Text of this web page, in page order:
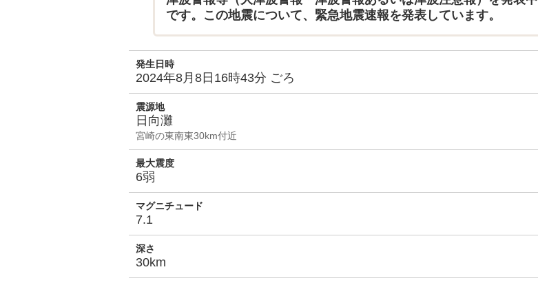
です。この地震について、緊急地震速報を発表しています。
発生日時
2024年8月8日16時43分 ごろ
震源地
日向灘
宮崎の東南東30km付近
最大震度
6弱
マグニチュード
7.1
深さ
30km